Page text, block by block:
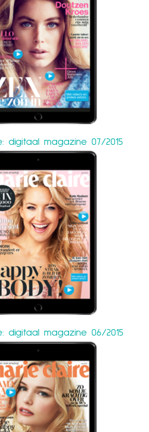
digitaal magazine 07/2015
digitaal magazine 06/2015